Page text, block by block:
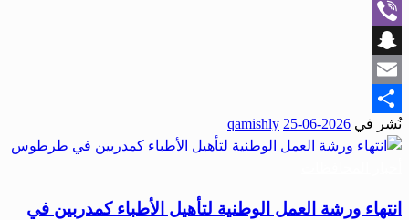
WhatsApp
Viber
Snapchat
Email
Share
نُشر في 2026-06-25
qamishly
انتهاء ورشة العمل الوطنية لتأهيل الأطباء كمدربين في